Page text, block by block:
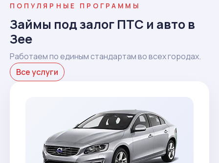
ПОПУЛЯРНЫЕ ПРОГРАММЫ
Займы под залог ПТС и авто в
Зее
Работаем по единым стандартам во всех городах.
Все услуги